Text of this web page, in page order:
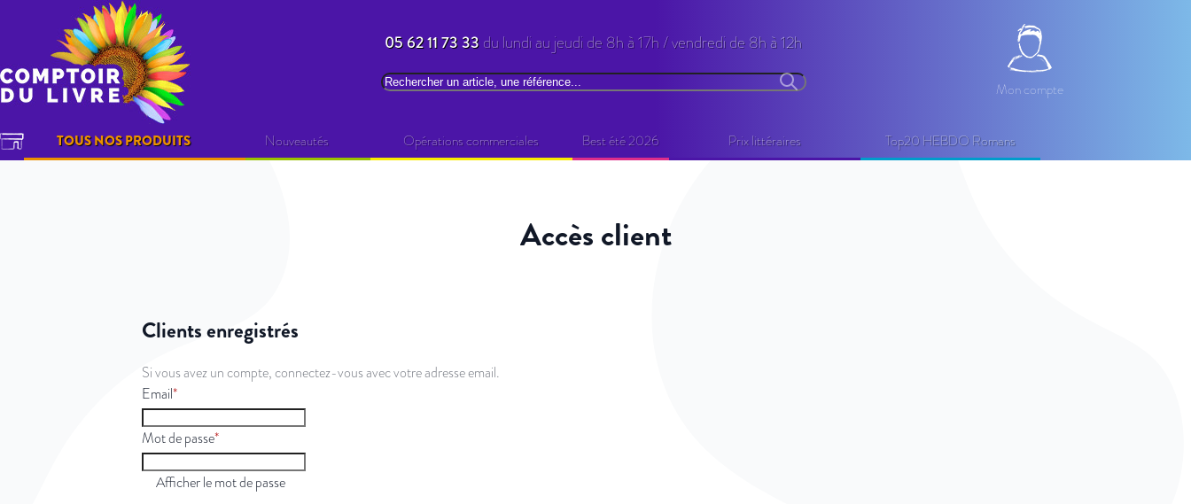
Allez au contenu
05 62 11 73 33 du lundi au jeudi de 8h à 17h / vendredi de 8h à 12h
Rechercher
Rechercher
Mon compte
Mon compte
TOUS NOS PRODUITS Nouveautés Opérations commerciales Best été 2026 Prix littéraires Top20 HEBDO Romans
Accès client
Clients enregistrés
Si vous avez un compte, connectez-vous avec votre adresse email.
Email
Mot de passe
Afficher le mot de passe